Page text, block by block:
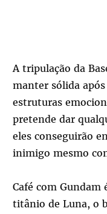
A tripulação da
manter sólida
estruturas
pretende dar
eles conseguirão
inimigo mesmo
Café com Gundam
titânio de Luna, o